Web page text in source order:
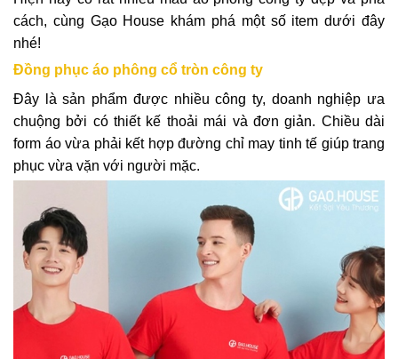
cách, cùng Gạo House khám phá một số item dưới đây
nhé!
Đồng phục áo phông cổ tròn công ty
Đây là sản phẩm được nhiều công ty, doanh nghiệp ưa
chuộng bởi có thiết kế thoải mái và đơn giản. Chiều dài
form áo vừa phải kết hợp đường chỉ may tinh tế giúp trang
phục vừa vặn với người mặc.